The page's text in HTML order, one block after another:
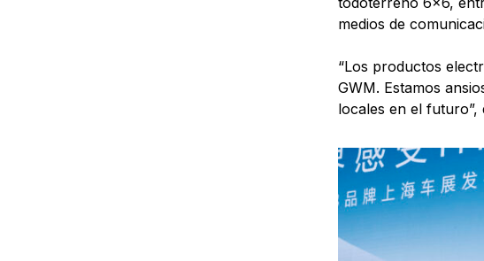
medios de
“Los productos
GWM. Estamos
locales en el futuro”,